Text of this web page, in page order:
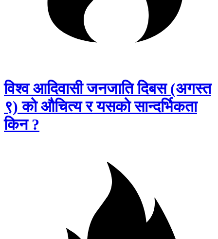
विश्व आदिवासी जनजाति दिबस (अगस्त
९) को औचित्य र यसको सान्दर्भिकता
किन ?